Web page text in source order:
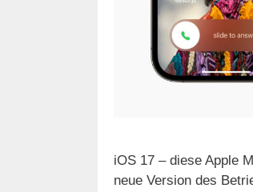
iOS 17 – diese Apple
neue Version des